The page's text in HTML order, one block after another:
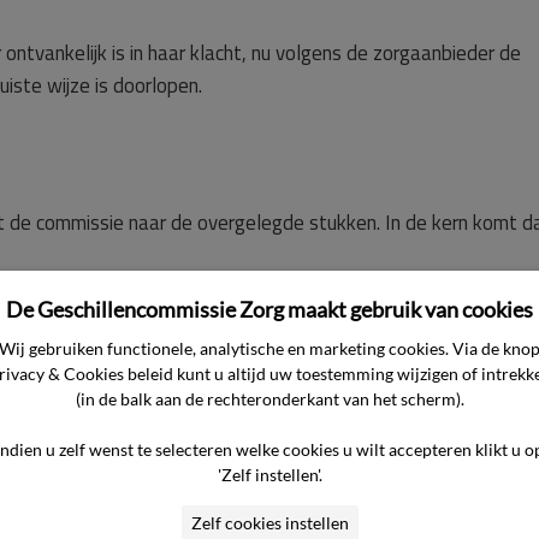
is in haar klacht, nu volgens de zorgaanbieder de
wijze is doorlopen.
commissie naar de overgelegde stukken. In de kern komt
tijdens de opname van de cliënt, haar echtgenoot.
op een zakelijke en kwetsende manier mee dat zij een
was geen ruimte voor overleg, het stellen van vragen of
eerder ontmoet en zij was ook niet de hoofdbehandelaar
De Geschillencommissie Zorg maakt gebruik van cookies
Wij gebruiken functionele, analytische en marketing cookies. Via de knop
& Cookies beleid kunt u altijd uw toestemming wijzigen of
(in de balk aan de rechteronderkant van het scherm).
u zelf wenst te selecteren welke cookies u wilt accepteren klikt u
'Zelf instellen'.
Zelf cookies instellen